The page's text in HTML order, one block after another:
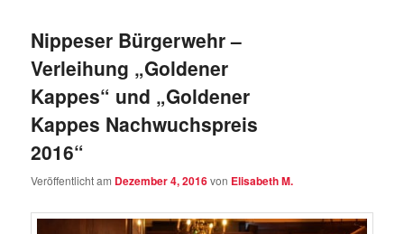
Nippeser Bürgerwehr –
Verleihung „Goldener
Kappes“ und „Goldener
Kappes Nachwuchspreis
2016“
Veröffentlicht am Dezember 4, 2016von Elisabeth M.